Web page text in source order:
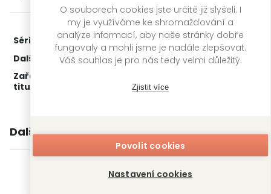
O souborech cookies jste určitě již slyšeli. I
my je využíváme ke shromažďování a
analýze informací, aby naše stránky dobře
fungovaly a mohli jsme je nadále zlepšovat.
Váš souhlas je pro nás tedy velmi důležitý.
Zjistit více
Povolit cookies
Nastavení cookies
Série: Ženy ve válce
1. díl z 2
Další díly:
2.Porodní bába z Berlína
Zařažení
titulu:
Další knihy autora